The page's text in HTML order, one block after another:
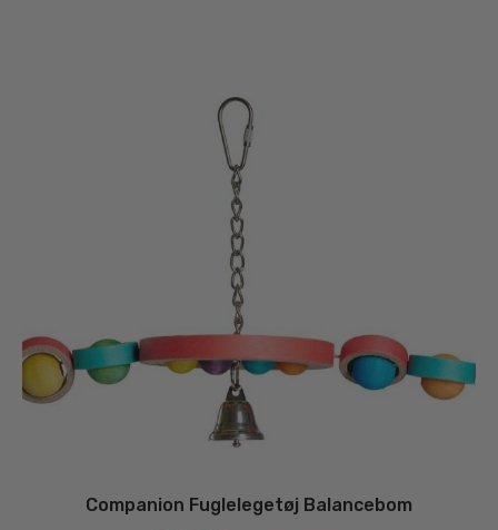
Companion Fuglelegetøj Balancebom